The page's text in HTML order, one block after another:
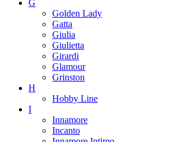
G
Golden Lady
Gatta
Giulia
Giulietta
Girardi
Glamour
Grinston
H
Hobby Line
I
Innamore
Incanto